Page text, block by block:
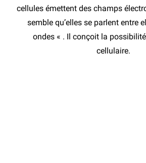
cellules émettent des champs
semble qu’elles se parlent entre
ondes « . Il conçoit la
cellulaire.